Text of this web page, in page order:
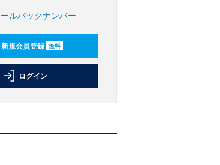
ルバックナンバー
新規会員登録 無料
ログイン